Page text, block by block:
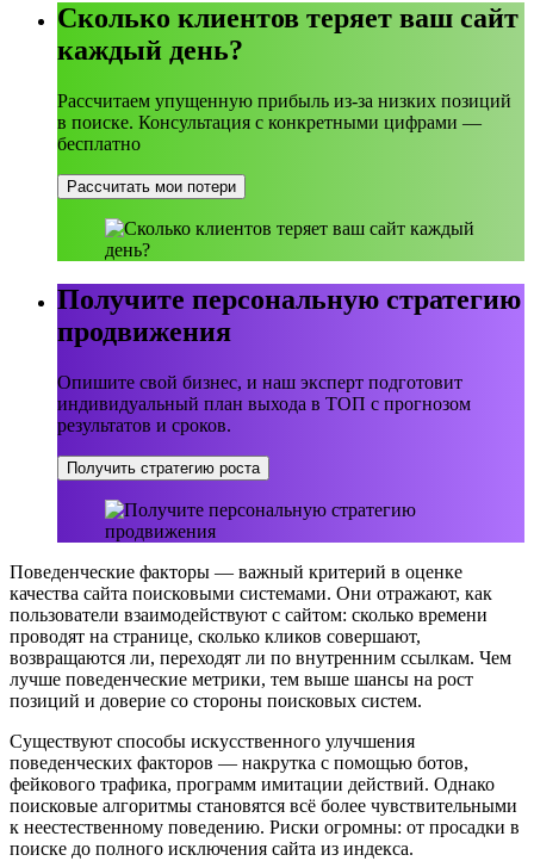
Сколько клиентов теряет ваш сайт
каждый день?
Рассчитаем упущенную прибыль из-за низких позиций
в поиске. Консультация с конкретными цифрами —
бесплатно
Рассчитать мои потери
Получите персональную стратегию
продвижения
Опишите свой бизнес, и наш эксперт подготовит
индивидуальный план выхода в ТОП с прогнозом
результатов и сроков.
Получить стратегию роста
Поведенческие факторы — важный критерий в оценке
качества сайта поисковыми системами. Они отражают, как
пользователи взаимодействуют с сайтом: сколько времени
проводят на странице, сколько кликов совершают,
возвращаются ли, переходят ли по внутренним ссылкам. Чем
лучше поведенческие метрики, тем выше шансы на рост
позиций и доверие со стороны поисковых систем.
Существуют способы искусственного улучшения
поведенческих факторов — накрутка с помощью ботов,
фейкового трафика, программ имитации действий. Однако
поисковые алгоритмы становятся всё более чувствительными
к неестественному поведению. Риски огромны: от просадки в
поиске до полного исключения сайта из индекса.